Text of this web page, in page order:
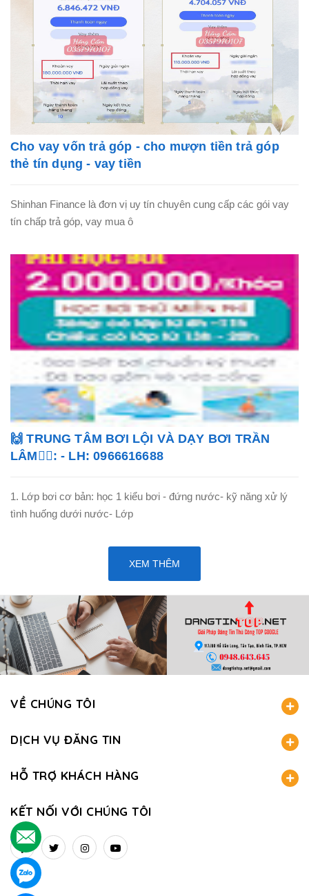
Cho vay vốn trả góp - cho mượn tiền trả góp
thẻ tín dụng - vay tiền
Shinhan Finance là đơn vị uy tín chuyên cung cấp các gói vay
tín chấp trả góp, vay mua ô
🙌 TRUNG TÂM BƠI LỘI VÀ DẠY BƠI TRẦN
LÂM🏊‍♂️: - LH: 0966616688
1. Lớp bơi cơ bản: học 1 kiểu bơi - đứng nước- kỹ năng xử lý
tình huống dưới nước- Lớp
XEM THÊM
VỀ CHÚNG TÔI
DỊCH VỤ ĐĂNG TIN
HỖ TRỢ KHÁCH HÀNG
KẾT NỐI VỚI CHÚNG TÔI
.
.